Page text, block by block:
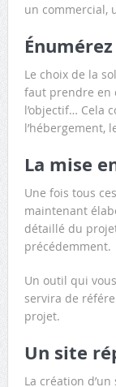
un commercial,
Le choix de la
faut prendre en
l’objectif… Cela
l’hébergement,
La mise
Une fois tous
maintenant
détaillé du
précédemment.
Un outil qui
servira de
projet.
Un site
La création